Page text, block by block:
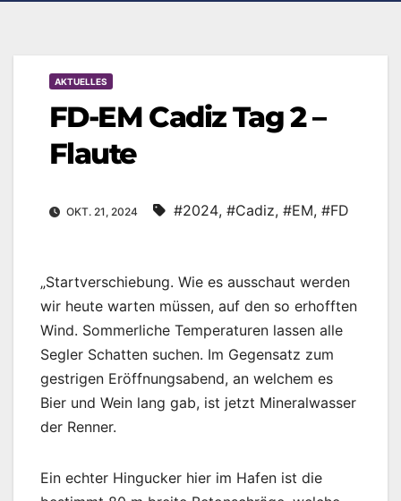
AKTUELLES
FD-EM Cadiz Tag 2 –
Flaute
OKT. 21, 2024 #2024, #Cadiz, #EM, #FD
„Startverschiebung. Wie es ausschaut werden
wir heute warten müssen, auf den so erhofften
Wind. Sommerliche Temperaturen lassen alle
Segler Schatten suchen. Im Gegensatz zum
gestrigen Eröffnungsabend, an welchem es
Bier und Wein lang gab, ist jetzt Mineralwasser
der Renner.
Ein echter Hingucker hier im Hafen ist die